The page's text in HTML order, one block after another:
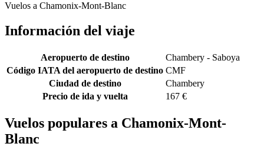
Vuelos a Chamonix-Mont-Blanc
Información del viaje
Aeropuerto de destino
Chambery - Saboya
Código IATA del aeropuerto de destino CMF
Ciudad de destino
Chambery
Precio de ida y vuelta
167 €
Vuelos populares a Chamonix-Mont-
Blanc